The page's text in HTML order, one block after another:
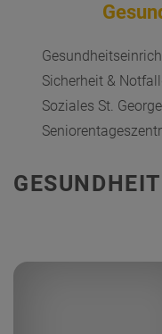
Sicherheit &
Soziales St.